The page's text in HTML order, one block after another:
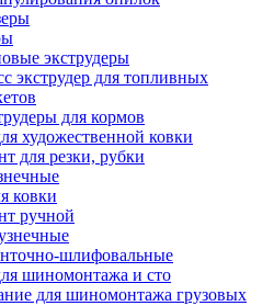
экструдеры
экструдер для топливных
для кормов
художественной ковки
для резки, рубки
ковки
ручной
шлифовальные
шиномонтажа и сто
для шиномонтажа грузовых